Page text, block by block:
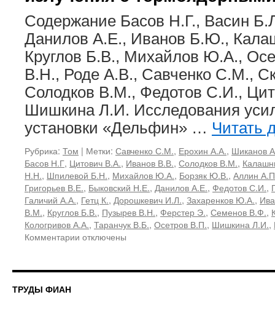
излучения
с
термоядерными
мишенями»
Содержание Басов Н.Г., Васин
Данилов А.Е., Иванов Б.Ю.,
Круглов Б.В., Михайлов Ю.А.,
В.Н., Роде А.В., Савченко С.М.,
Солодков В.М., Федотов С.И.,
Шишкина Л.И. Исследования
установки «Дельфин» … Читать
Рубрика: Том | Метки: Савченко С.М., Ерохин А.А., Шиканов
Басов Н.Г, Цитович В.А., Иванов В.В., Солодков В.М.,
Н.Н., Шпилевой Б.Н., Михайлов Ю.А., Борзяк Ю.В., Аллин
Григорьев В.Е., Быковский Н.Е., Данилов А.Е., Федотов С.И.,
Галичий А.А., Гетц К., Дорошкевич И.Л., Захаренков Ю.А.,
В.М., Круглов Б.В., Пузырев В.Н., Ферстер Э., Семенов В.Ф.,
Кологривов А.А., Таранчук В.Б., Осетров В.П., Шишкина Л.И.,
Комментарии к
1983«Взаимодействие
отключены
ТРУДЫ ФИАН